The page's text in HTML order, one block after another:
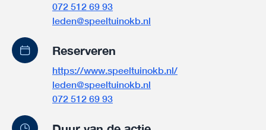
072 512 69 93
leden@speeltuinokb.nl
Reserveren
https://www.speeltuinokb.nl/
leden@speeltuinokb.nl
072 512 69 93